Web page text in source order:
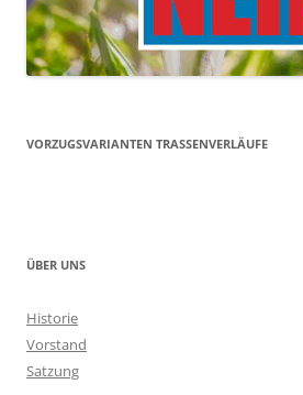
VORZUGSVARIANTEN TRASSENVERLÄUFE
ÜBER UNS
Historie
Vorstand
Satzung